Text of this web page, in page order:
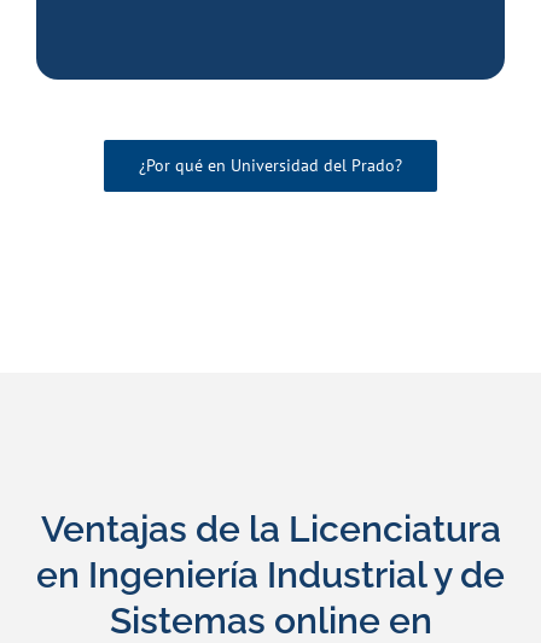
¿Por qué en Universidad del Prado?
Ventajas de la Licenciatura
en Ingeniería Industrial y de
Sistemas online en